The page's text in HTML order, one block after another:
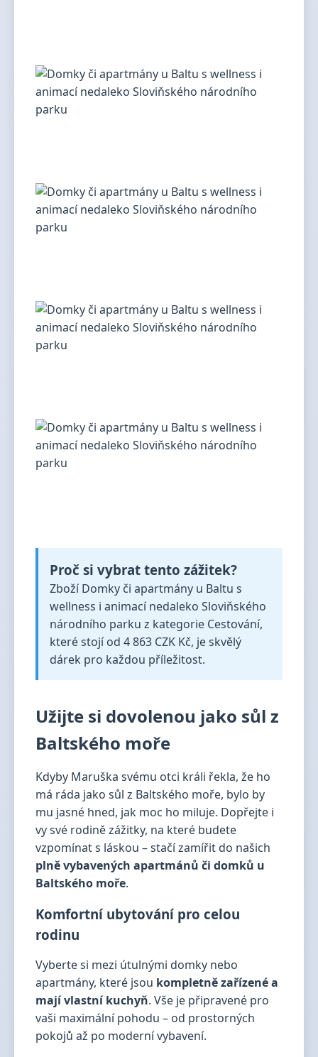
Proč si vybrat tento zážitek?
Zboží Domky či apartmány u Baltu s
wellness i animací nedaleko Sloviňského
národního parku z kategorie Cestování,
které stojí od 4 863 CZK Kč, je skvělý
dárek pro každou příležitost.
Užijte si dovolenou jako sůl z
Baltského moře
Kdyby Maruška svému otci králi řekla, že ho
má ráda jako sůl z Baltského moře, bylo by
mu jasné hned, jak moc ho miluje. Dopřejte i
vy své rodině zážitky, na které budete
vzpomínat s láskou – stačí zamířit do našich
plně vybavených apartmánů či domků u
Baltského moře.
Komfortní ubytování pro celou
rodinu
Vyberte si mezi útulnými domky nebo
apartmány, které jsou kompletně zařízené a
mají vlastní kuchyň. Vše je připravené pro
vaši maximální pohodu – od prostorných
pokojů až po moderní vybavení.